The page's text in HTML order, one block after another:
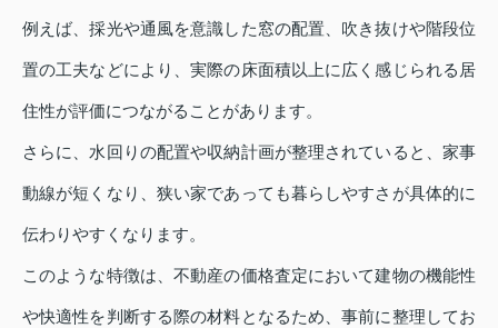
例えば、採光や通風を意識した窓の配置、吹き抜けや階段位
置の工夫などにより、実際の床面積以上に広く感じられる居
住性が評価につながることがあります。
さらに、水回りの配置や収納計画が整理されていると、家事
動線が短くなり、狭い家であっても暮らしやすさが具体的に
伝わりやすくなります。
このような特徴は、不動産の価格査定において建物の機能性
や快適性を判断する際の材料となるため、事前に整理してお